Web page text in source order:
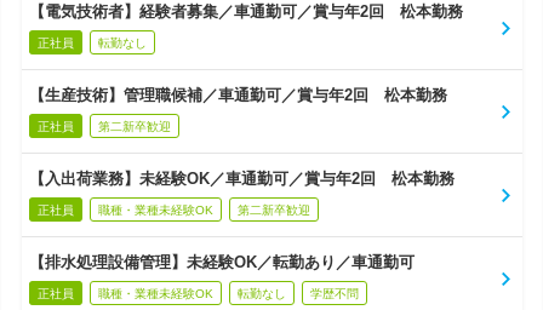
【電気技術者】経験者募集／車通勤可／賞与年2回 松本勤務
正社員 転勤なし
【生産技術】管理職候補／車通勤可／賞与年2回 松本勤務
正社員 第二新卒歓迎
【入出荷業務】未経験OK／車通勤可／賞与年2回 松本勤務
正社員 職種・業種未経験OK 第二新卒歓迎
【排水処理設備管理】未経験OK／転勤あり／車通勤可
正社員 職種・業種未経験OK 転勤なし 学歴不問